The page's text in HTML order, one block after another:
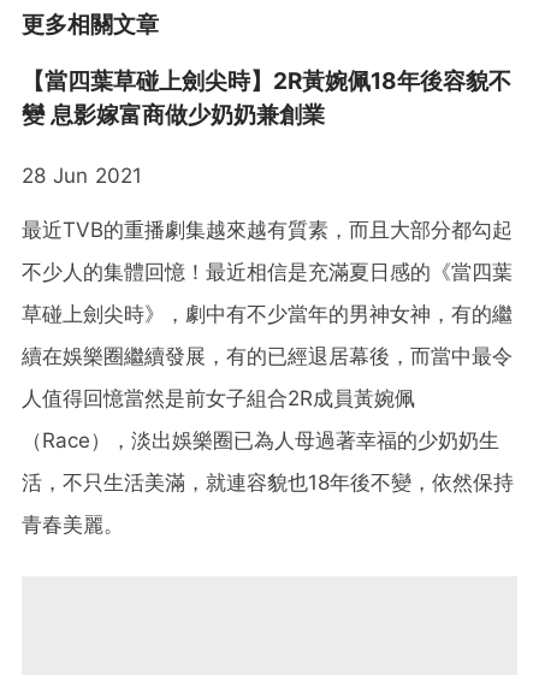
更多相關文章
【當四葉草碰上劍尖時】2R黃婉佩18年後容貌不
變 息影嫁富商做少奶奶兼創業
28 Jun 2021
最近TVB的重播劇集越來越有質素，而且大部分都勾起
不少人的集體回憶！最近相信是充滿夏日感的《當四葉
草碰上劍尖時》，劇中有不少當年的男神女神，有的繼
續在娛樂圈繼續發展，有的已經退居幕後，而當中最令
人值得回憶當然是前女子組合2R成員黃婉佩
（Race），淡出娛樂圈已為人母過著幸福的少奶奶生
活，不只生活美滿，就連容貌也18年後不變，依然保持
青春美麗。